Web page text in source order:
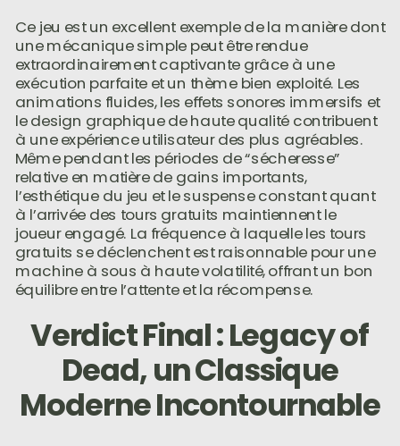
Ce jeu est un excellent exemple de la manière dont
une mécanique simple peut être rendue
extraordinairement captivante grâce à une
exécution parfaite et un thème bien exploité. Les
animations fluides, les effets sonores immersifs et
le design graphique de haute qualité contribuent
à une expérience utilisateur des plus agréables.
Même pendant les périodes de “sécheresse”
relative en matière de gains importants,
l’esthétique du jeu et le suspense constant quant
à l’arrivée des tours gratuits maintiennent le
joueur engagé. La fréquence à laquelle les tours
gratuits se déclenchent est raisonnable pour une
machine à sous à haute volatilité, offrant un bon
équilibre entre l’attente et la récompense.
Verdict Final : Legacy of
Dead, un Classique
Moderne Incontournable